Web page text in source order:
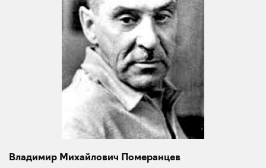
Владимир Михайлович Померанцев